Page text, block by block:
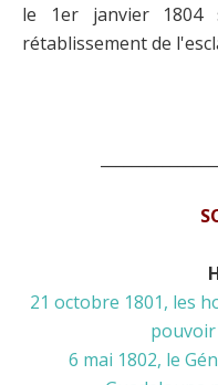
le 1er janvier 1804
rétablissement de
21 octobre 1801, les
pouvoir
6 mai 1802, le